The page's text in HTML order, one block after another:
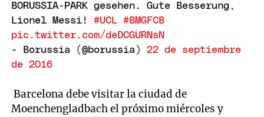
BORUSSIA-PARK gesehen. Gute Besserung,
Lionel Messi!#UCL #BMGFCB
pic.twitter.com/deDCGURNsN
- Borussia (@borussia)22 de septiembre
de 2016
Barcelona debe visitar la ciudad de
Moenchengladbach el próximo miércoles y